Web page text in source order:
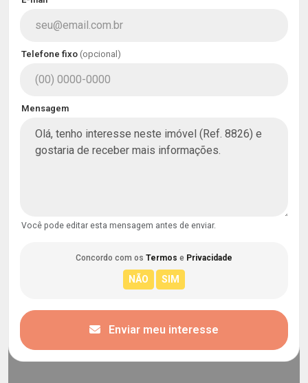
Telefone fixo (opcional)
Mensagem
Você pode editar esta mensagem antes de enviar.
Concordo com os Termos e Privacidade
Enviar meu interesse